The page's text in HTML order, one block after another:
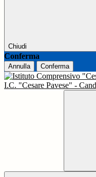
Chiudi
Conferma
Annulla Conferma
I.C. "Cesare Pavese" -